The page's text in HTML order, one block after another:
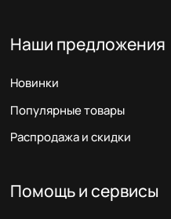
Наши предложения
Новинки
Популярные товары
Распродажа и скидки
Помощь и сервисы